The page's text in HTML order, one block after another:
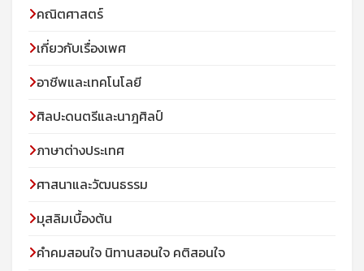
คณิตศาสตร์
เกี่ยวกับเรื่องเพศ
อาชีพและเทคโนโลยี
ศิลปะดนตรีและนาฎศิลป์
ภาษาต่างประเทศ
ศาสนาและวัฒนธรรม
มุสลิมเบื้องต้น
คําคมสอนใจ นิทานสอนใจ คติสอนใจ